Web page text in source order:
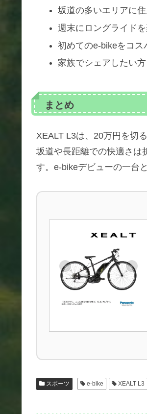
坂道の多いエリアに
週末にロングライド
初めてのe-bikeをコス
家族でシェアしたい方
まとめ
XEALT L3は、20万円を切
坂道や長距離での快適さは
す。e-bikeデビューの一台
スポーツ e-bike XEALT L3